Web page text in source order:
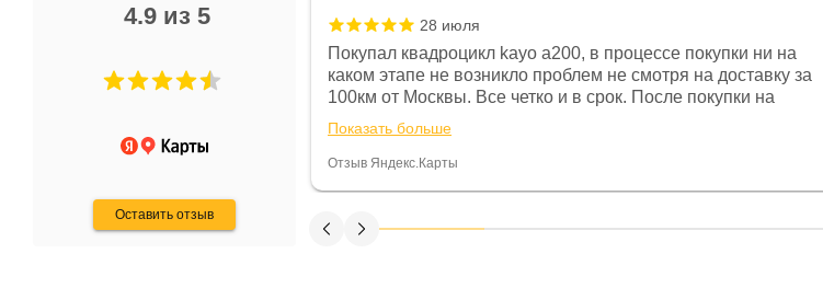
4.9 из 5
Оставить отзыв
Не понравились условия
и дают только на год)
28 июля
Покупал квадроцикл kayo a200, в процессе покупки ни на
каком этапе не возникло проблем не смотря на доставку за
100км от Москвы. Все четко и в срок. После покупки на
спидометре всегда был 0, при этом представители магазина
постоянно были на связи и в итоге проблема была решена.
Считаю, что это говорит о небезразличии к клиенту после
Показать больше
Отзыв Яндекс.Карты